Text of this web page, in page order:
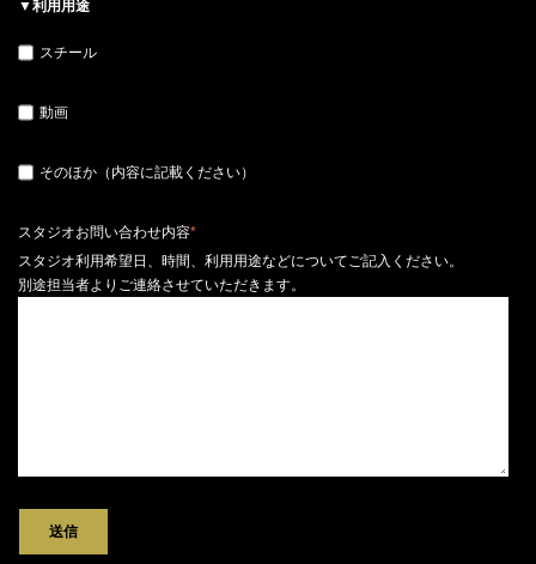
▼利用用途
スチール
動画
そのほか（内容に記載ください）
スタジオお問い合わせ内容*
スタジオ利用希望日、時間、利用用途などについてご記入ください。
別途担当者よりご連絡させていただきます。